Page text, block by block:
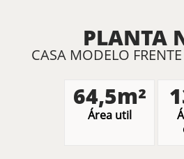
PLANTA
CASA MODELO
64,5m²
Área util